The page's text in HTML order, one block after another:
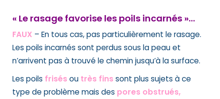
« Le rasage favorise les poils incarnés »…
FAUX – En tous cas, pas particulièrement le rasage.
Les poils incarnés sont perdus sous la peau et
n’arrivent pas à trouvé le chemin jusqu’à la surface.
Les poils frisés ou très fins sont plus sujets à ce
type de problème mais des pores obstrués,